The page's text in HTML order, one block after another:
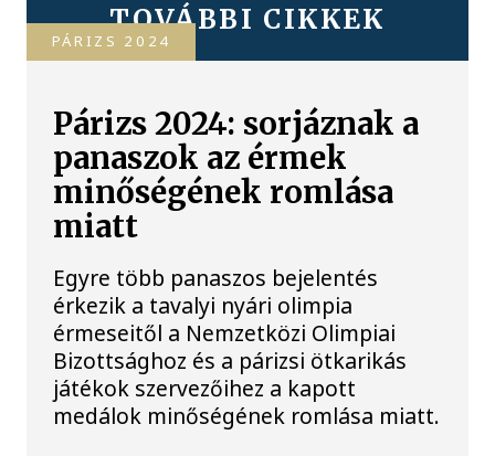
TOVÁBBI CIKKEK
PÁRIZS 2024
Párizs 2024: sorjáznak a
panaszok az érmek
minőségének romlása
miatt
Egyre több panaszos bejelentés
érkezik a tavalyi nyári olimpia
érmeseitől a Nemzetközi Olimpiai
Bizottsághoz és a párizsi ötkarikás
játékok szervezőihez a kapott
medálok minőségének romlása miatt.